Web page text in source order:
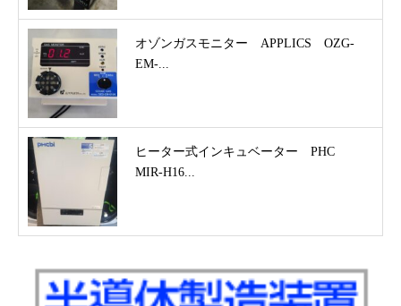
オゾンガスモニター APPLICS OZG-
EM-...
ヒーター式インキュベーター PHC
MIR-H16...